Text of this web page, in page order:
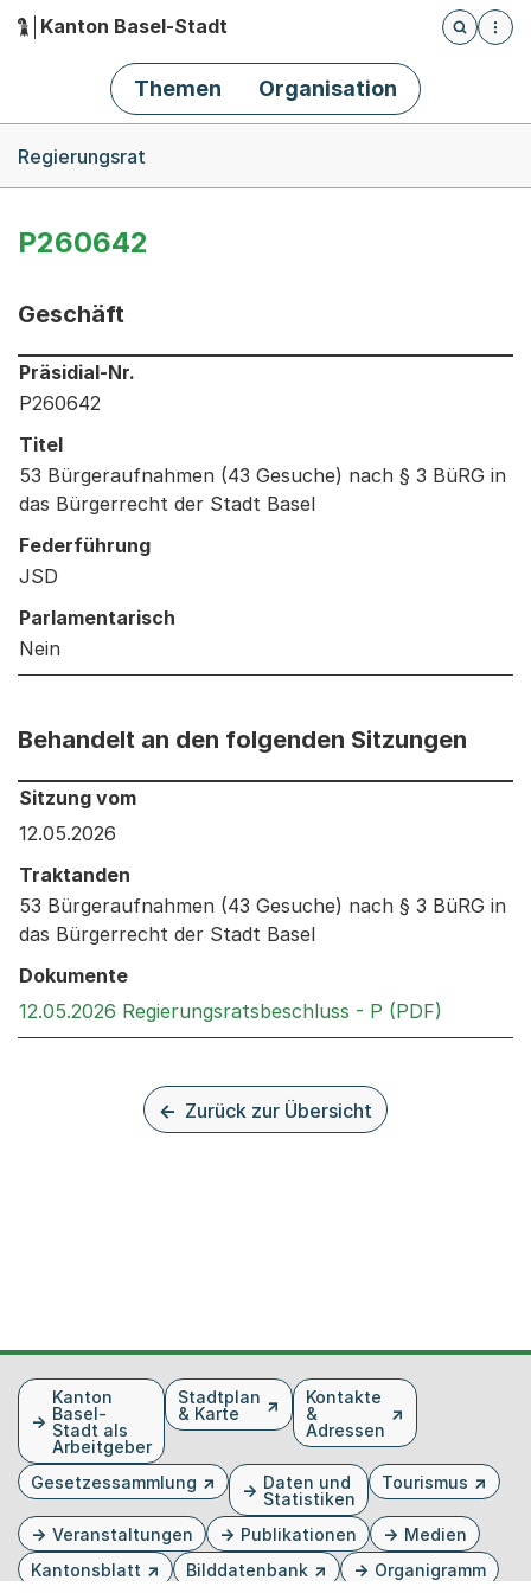
Hauptnavigation
Kanton Basel-Stadt
Öffnet
Themen Organisation
Regierungsrat
P260642
Geschäft
Informationen zum Ausgewählten Geschäft
Präsidial-Nr.
P260642
Titel
53 Bürgeraufnahmen (43 Gesuche) nach § 3 BüRG in
das Bürgerrecht der Stadt Basel
Federführung
JSD
Parlamentarisch
Nein
Behandelt an den folgenden Sitzungen
Behandelt an den folgenden Sitzungen: Informationen
Sitzung vom
12.05.2026
Traktanden
53 Bürgeraufnahmen (43 Gesuche) nach § 3 BüRG in
das Bürgerrecht der Stadt Basel
Dokumente
12.05.2026 Regierungsratsbeschluss - P (PDF)
Zurück zur Übersicht
FusszeileKanton
Basel-
Stadt als
Arbeitgeber
Stadtplan
& Karte
Kontakte
&
Adressen
Gesetzessammlung
Daten und
Statistiken
Tourismus
Veranstaltungen Publikationen
Medien
Kantonsblatt
Bilddatenbank Organigramm